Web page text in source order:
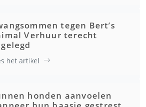
tegen Bert’s
Verhuur terecht
het artikel
honden aanvoelen